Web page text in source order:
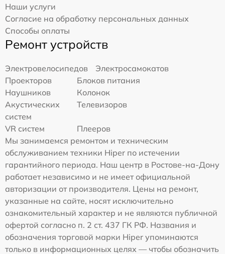
Наши услуги
Согласие на обработку персональных данных
Способы оплаты
Ремонт устройств
Электровелосипедов
Электросамокатов
Проекторов
Блоков питания
Наушников
Колонок
Акустических
систем
Телевизоров
VR систем
Плееров
Мы занимаемся ремонтом и техническим
обслуживанием техники Hiper по истечении
гарантийного периода. Наш центр в Ростове-на-Дону
работает независимо и не имеет официальной
авторизации от производителя. Цены на ремонт,
указанные на сайте, носят исключительно
ознакомительный характер и не являются публичной
офертой согласно п. 2 ст. 437 ГК РФ. Названия и
обозначения торговой марки Hiper упоминаются
только в информационных целях — чтобы обозначить